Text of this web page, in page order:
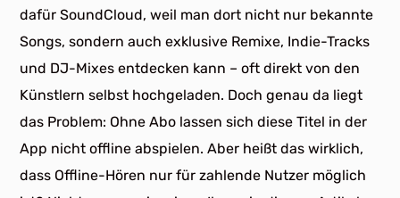
dafür SoundCloud, weil man dort nicht nur bekannte
Songs, sondern auch exklusive Remixe, Indie-Tracks
und DJ-Mixes entdecken kann – oft direkt von den
Künstlern selbst hochgeladen. Doch genau da liegt
das Problem: Ohne Abo lassen sich diese Titel in der
App nicht offline abspielen. Aber heißt das wirklich,
dass Offline-Hören nur für zahlende Nutzer möglich